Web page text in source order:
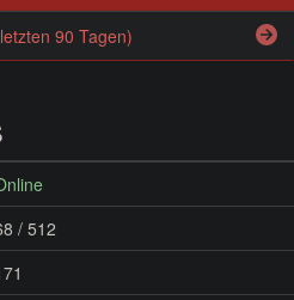
90 Tagen)
/ 512